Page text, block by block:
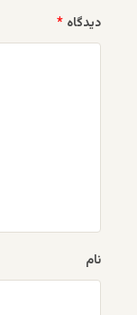
دیدگاه *
نام